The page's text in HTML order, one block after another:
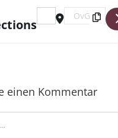
Address - Acafin
Destination
einen Kommentar